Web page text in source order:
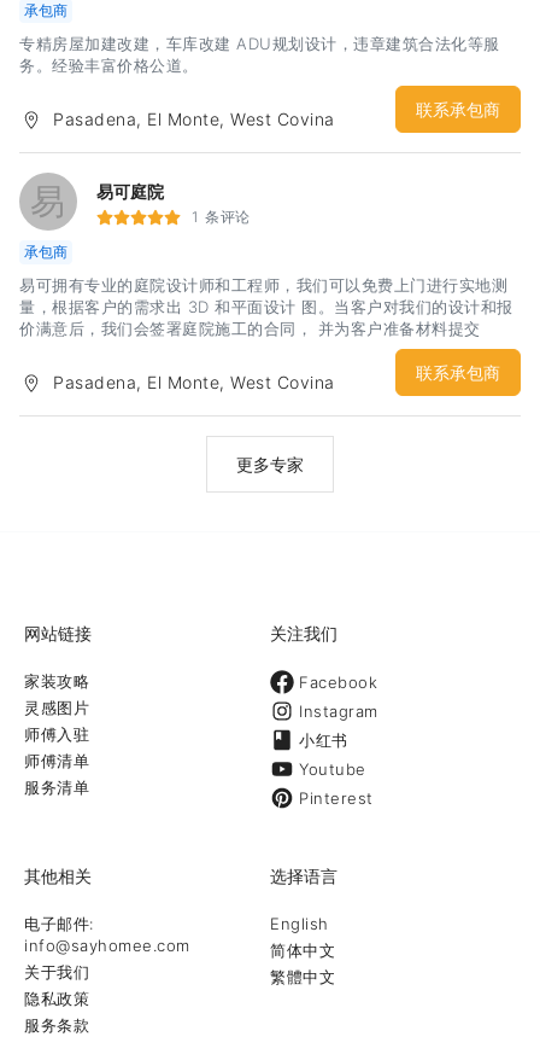
我们都会严格按照加州法律和程序执行。-施工内容包括：庭院设计，
庭院施工，旧院改造，排水及灌溉系统，水泥地，铺砖，假草坪，水
幕墙，BBQ烤炉台，泳池，鱼池，迷你高尔夫，凉亭，火炉，矮墙，
绿化种植等。{欢迎致电}设计咨询：626-522-6995施工工程：626-
833-8474微信：jzlandscapedesign网站：
承包商
专精房屋加建改建，车库改建 ADU规划设计，违章建筑合法化等服
务。经验丰富价格公道。
Pasadena, El Monte, West Covina 联系承包商
易 易可庭院
1 条评论
承包商
易可拥有专业的庭院设计师和工程师，我们可以免费上门进行实地测
量，根据客户的需求出 3D 和平面设计 图。当客户对我们的设计和报
价满意后，我们会签署庭院施工的合同， 并为客户准备材料提交
HOA 物业庭院施工申请。整个过程中，我们会和 客户保持良好的沟
通，和客户推敲每一个细节，施工的时候，我们会帮 客户监工，时刻
保证工程的质量。
Pasadena, El Monte, West Covina 联系承包商
更多专家
网站链接
家装攻略
灵感图片
师傅入驻
师傅清单
服务清单
关注我们
Facebook
Instagram
小红书
Youtube
Pinterest
其他相关
电子邮件:
info@sayhomee.com
关于我们
隐私政策
服务条款
选择语言
English
简体中文
繁體中文